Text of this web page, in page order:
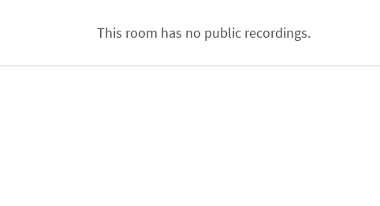
This room has no public recordings.